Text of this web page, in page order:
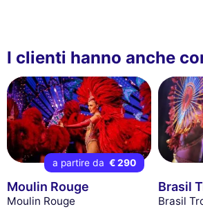
I clienti hanno anche
a partire da € 290
Moulin Rouge
Moulin Rouge
Brasil
Brasil